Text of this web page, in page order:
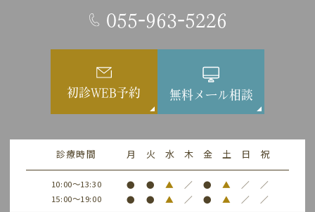
055-963-5226
初診WEB予約 無料メール相談
診療時間 月 火 水 木 金 土 日 祝
10:00～13:30 ● ● ▲ ／ ● ▲ ／ ／
15:00～19:00 ● ● ▲ ／ ● ▲ ／ ／